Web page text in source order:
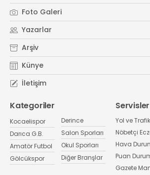
Foto Galeri
Yazarlar
Arşiv
Künye
İletişim
Kategoriler
Kocaelispor
Darıca G.B.
Amatör Futbol
Gölcükspor
Derince
Salon Sporları
Okul Sporları
Diğer Branşlar
Servisler
Yol ve Trafik
Nöbetçi
Hava
Puan
Gazete